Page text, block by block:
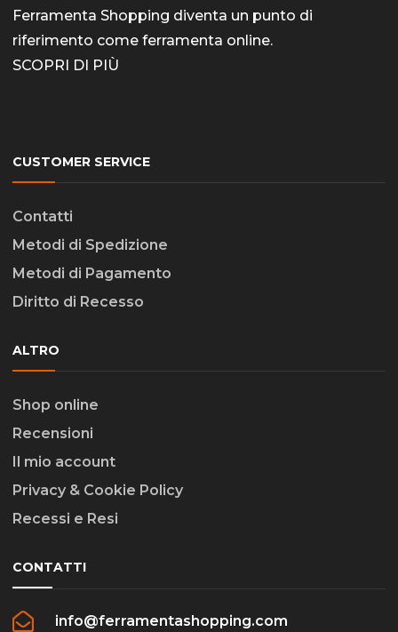
Ferramenta Shopping diventa un punto di
riferimento come ferramenta online.
SCOPRI DI PIÙ
CUSTOMER SERVICE
Contatti
Metodi di Spedizione
Metodi di Pagamento
Diritto di Recesso
ALTRO
Shop online
Recensioni
Il mio account
Privacy & Cookie Policy
Recessi e Resi
CONTATTI
info@ferramentashopping.com